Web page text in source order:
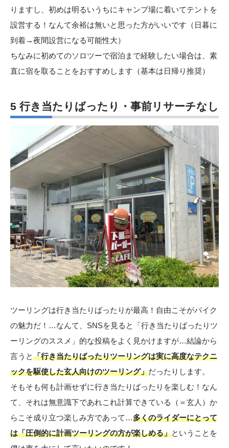
りますし、初めは明るいうちにキャンプ場に着いてテントを
設営する！なんて余裕は無いと思った方がいいです（日暮に
到着→夜間設営になる可能性大）
ちなみに初めてのソロツーで宿泊まで経験したい場合は、素
直に宿を取ることをおすすめします（基本は日帰り推奨）
5 行き当たりばったり・事前リサーチなし
ツーリングは行き当たりばったりが最高！自由こそがバイク
の魅力だ！…なんて、SNSを見ると「行き当たりばったりツ
ーリングのススメ」的な投稿をよく見かけますが…結論から
言うと「行き当たりばったりツーリングは実に高度なテクニ
ックを駆使した玄人向けのツーリング」だったりします。
そもそも何も計画せずに行き当たりばったりを楽しむ！なん
て、それは無意識下であれこれ計算できている（＝玄人）か
らこそ成り立つ楽しみ方であって…多くのライダーにとって
は「圧倒的に計画ツーリングの方が楽しめる」ということを